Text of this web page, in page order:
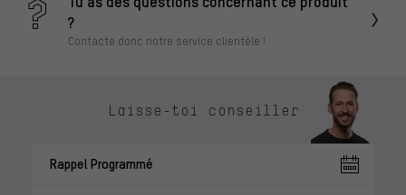
?
Contacte donc notre service clientèle !
Laisse-toi conseiller
Rappel Programmé